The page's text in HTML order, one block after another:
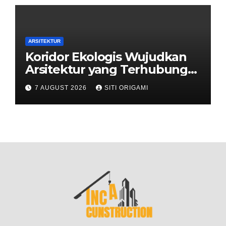
ARSITEKTUR
Koridor Ekologis Wujudkan
Arsitektur yang Terhubung
dengan Alam
7 AUGUST 2026 SITI ORIGAMI